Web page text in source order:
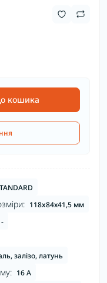
кошика
118x84х41,5 мм
-
залізо, латунь
16 А